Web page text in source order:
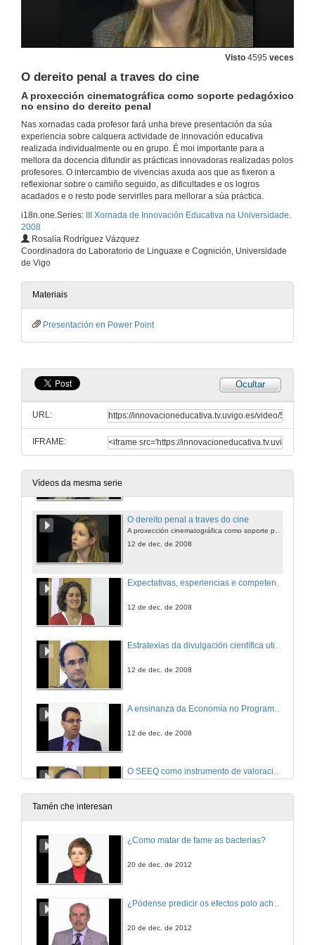
Visto 4595 veces
O dereito penal a traves do cine
A proxección cinematográfica como soporte pedagóxico
no ensino do dereito penal
Nas xornadas cada profesor fará unha breve presentación da súa
experiencia sobre calquera actividade de innovación educativa
realizada individualmente ou en grupo. É moi importante para a
mellora da docencia difundir as prácticas innovadoras realizadas polos
profesores. O intercambio de vivencias axuda aos que as fixeron a
reflexionar sobre o camiño seguido, as dificultades e os logros
acadados e o resto pode servirlles para mellorar a súa práctica.
i18n.one.Series:
III Xornada de Innovación Educativa na Universidade.
2008
Rosalía Rodríguez Vázquez
Coordinadora do Laboratorio de Linguaxe e Cognición, Universidade
de Vigo
Materiais
Presentación en Power Point
Ocultar
URL:
IFRAME:
Vídeos da mesma serie
12 de dec. de 2008
12 de dec. de 2008
12 de dec. de 2008
Unha experiencia para o alumnado de 1º curso da Licenciatura en Ciencias da Actividade Física e do Deporte
Desenvolvemento de métodos docentes e cooperativos para a formación en competencias na Economía aplicada:
Unha experiencia de avance cara o modelo do EEES
12 de dec. de 2008
Innovación educativa como catalizadora de colaboración. Exemplo na Universidade de Vigo
O dereito penal a traves do cine
12 de dec. de 2008
12 de dec. de 2008
Estratexias da divulgación científica utilizados como recursos didácticos no ámbito científico-tecnolóxico
12 de dec. de 2008
12 de dec. de 2008
O SEEQ como instrumento de valoración da ensinanza: Primeiros resultados
12 de dec. de 2008
Garantizando a organización de cursos mixtos e presenciais con apoio virtual.
Tamén che interesan
¿Como matar de fame as bacterias?
20 de dec. de 2012
20 de dec. de 2012